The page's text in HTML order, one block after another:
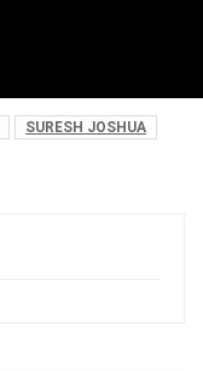
SURESH JOSHUA